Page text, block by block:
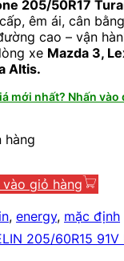
205/50R17
êm ái, cân
cao – vận
xe Mazda 3,
Altis.
mới nhất? Nhấn vào
hàng
vào giỏ hàng
, energy, mặc định
205/60R15